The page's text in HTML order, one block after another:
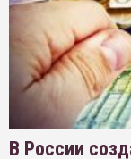
В России